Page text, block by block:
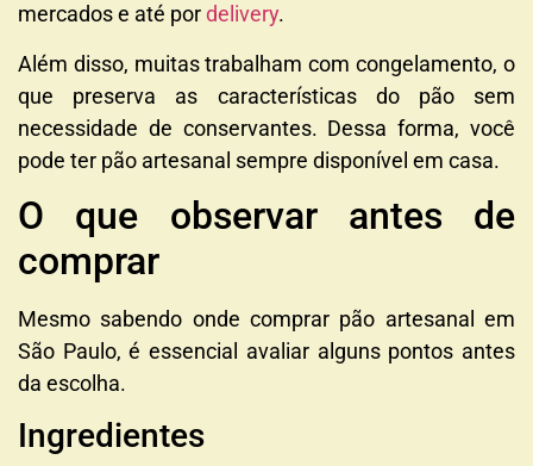
mercados e até pordelivery.
Além disso, muitas trabalham com congelamento, o
que preserva as características do pão sem
necessidade de conservantes. Dessa forma, você
pode ter pão artesanal sempre disponível em casa.
O que observar antes de
comprar
Mesmo sabendo onde comprar pão artesanal em
São Paulo, é essencial avaliar alguns pontos antes
da escolha.
Ingredientes